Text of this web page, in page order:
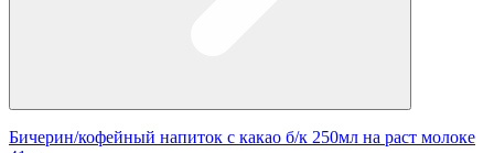
Бичерин/кофейный напиток с какао б/к 250мл на раст молоке